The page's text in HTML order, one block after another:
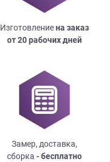
Изготовлениена заказ
от 20 рабочих дней
Замер, доставка,
сборка - бесплатно